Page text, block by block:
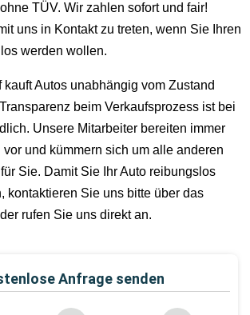
TÜV. Wir zahlen sofort und fair!
uns in Kontakt zu treten, wenn Sie Ihren
werden wollen.
kauft Autos unabhängig vom Zustand
beim Verkaufsprozess ist bei
Unsere Mitarbeiter bereiten immer
und kümmern sich um alle anderen
Sie. Damit Sie Ihr Auto reibungslos
kontaktieren Sie uns bitte über das
rufen Sie uns direkt an.